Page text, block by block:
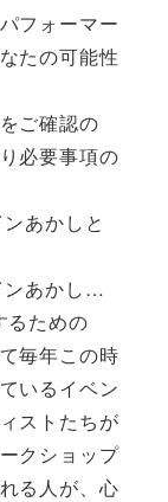
フォーマー
たの可能性
ご確認の
必要事項の
あかしと
ンあかし…
るための
毎年この時
いるイベン
ストたちが
クショップ
る人が、心